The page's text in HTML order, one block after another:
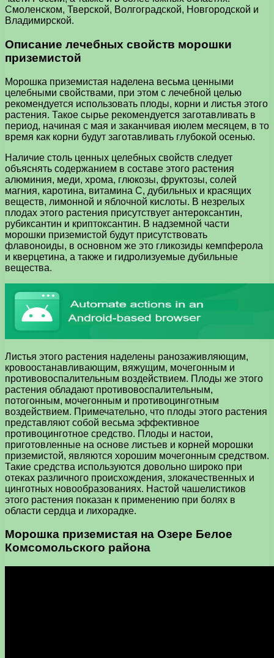
Смоленском, Тверской, Волгоградской, Новгородской и
Владимирской.
Описание лечебных свойств морошки
приземистой
Морошка приземистая наделена весьма ценными
целебными свойствами, при этом с лечебной целью
рекомендуется использовать плоды, корни и листья этого
растения. Такое сырье рекомендуется заготавливать в
период, начиная с мая и заканчивая июлем месяцем, в то
время как корни будут заготавливать глубокой осенью.
Наличие столь ценных целебных свойств следует
объяснять содержанием в составе этого растения
алюминия, меди, хрома, глюкозы, фруктозы, солей
магния, каротина, витамина С, дубильных и красящих
веществ, лимонной и яблочной кислоты. В незрелых
плодах этого растения присутствует антероксантин,
рубиксантин и криптоксантин. В надземной части
морошки приземистой будут присутствовать
флавоноиды, в основном же это гликозиды кемпферола
и кверцетина, а также и гидролизуемые дубильные
вещества.
Листья этого растения наделены ранозаживляющим,
кровоостанавливающим, вяжущим, мочегонным и
противовоспалительным воздействием. Плоды же этого
растения обладают противовоспалительным,
потогонным, мочегонным и противоцинготным
воздействием. Примечательно, что плоды этого растения
представляют собой весьма эффективное
противоцинготное средство. Плоды и настои,
приготовленные на основе листьев и корней морошки
приземистой, являются хорошим мочегонным средством.
Такие средства используются довольно широко при
отеках различного происхождения, злокачественных и
цинготных новообразованиях. Настой чашелистиков
этого растения показан к применению при болях в
области сердца и лихорадке.
Морошка приземистая на Озере Белое
Комсомольского района